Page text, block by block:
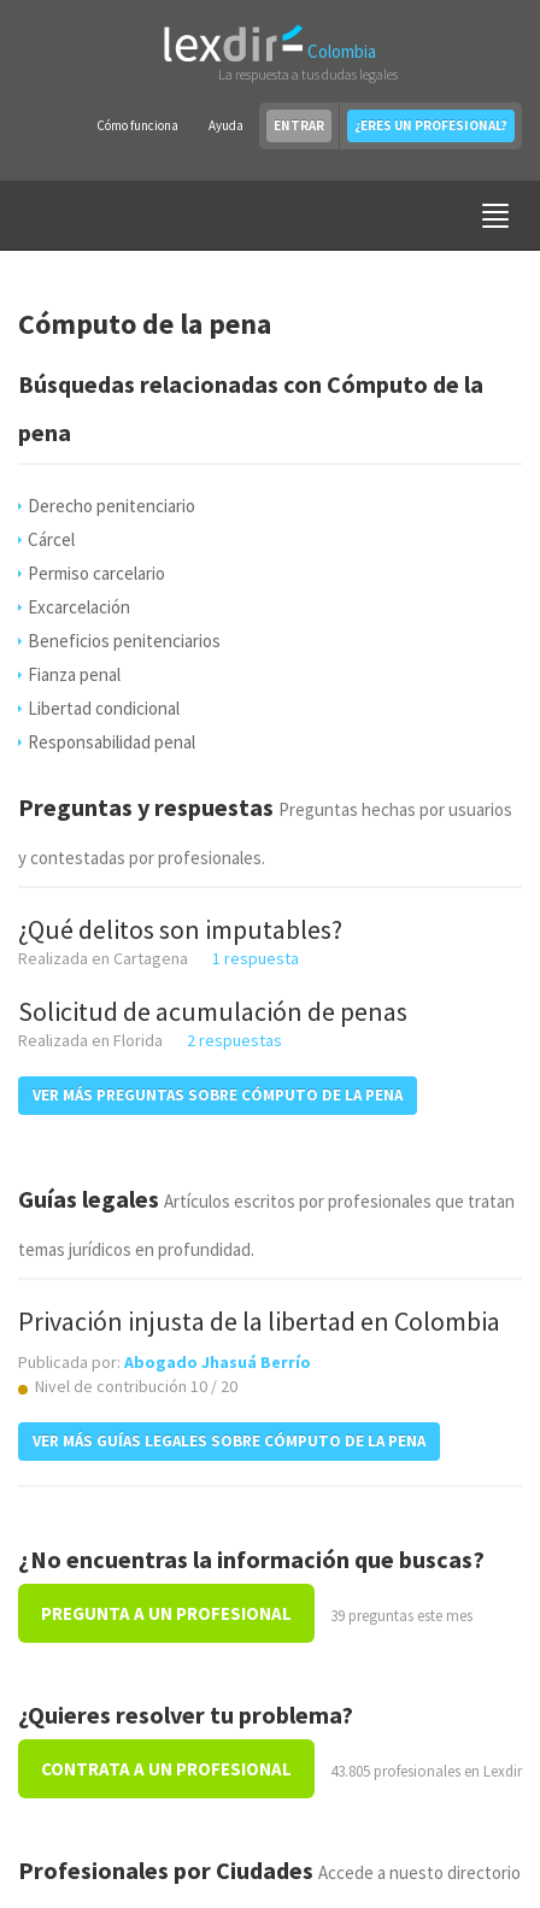
Colombia
La respuesta a tus dudas legales
Cómo funciona Ayuda ENTRAR ¿ERES UN PROFESIONAL?
Cómputo de la pena
Búsquedas relacionadas con Cómputo de la
pena
Derecho penitenciario
Cárcel
Permiso carcelario
Excarcelación
Beneficios penitenciarios
Fianza penal
Libertad condicional
Responsabilidad penal
Preguntas y respuestas Preguntas hechas por usuarios
y contestadas por profesionales.
¿Qué delitos son imputables?
Realizada en Cartagena 1 respuesta
Solicitud de acumulación de penas
Realizada en Florida 2 respuestas
VER MÁS PREGUNTAS SOBRE CÓMPUTO DE LA PENA
Guías legales Artículos escritos por profesionales que tratan
temas jurídicos en profundidad.
Privación injusta de la libertad en Colombia
Publicada por: Abogado Jhasuá Berrío
Nivel de contribución 10 / 20
VER MÁS GUÍAS LEGALES SOBRE CÓMPUTO DE LA PENA
¿No encuentras la información que buscas?
PREGUNTA A UN PROFESIONAL 39 preguntas este mes
¿Quieres resolver tu problema?
CONTRATA A UN PROFESIONAL 43.805 profesionales en Lexdir
Profesionales por Ciudades Accede a nuesto directorio